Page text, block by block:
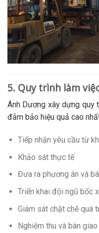
5. Quy trình làm
Ánh Dương xây dựng quy
đảm bảo hiệu quả cao
Tiếp nhận yêu cầu từ
Khảo sát thực tế
Đưa ra phương án và
Triển khai đội ngũ bốc
Giám sát chặt chẽ quá
Nghiệm thu và bàn giao